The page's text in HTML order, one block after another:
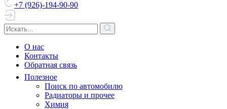
+7 (926)-194-90-90
О нас
Контакты
Обратная связь
Полезное
Поиск по автомобилю
Радиаторы и прочее
Химия